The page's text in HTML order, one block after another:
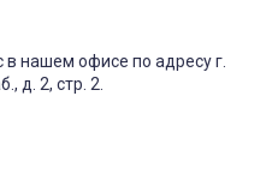
нашем офисе по адресу г.
д. 2, стр. 2.